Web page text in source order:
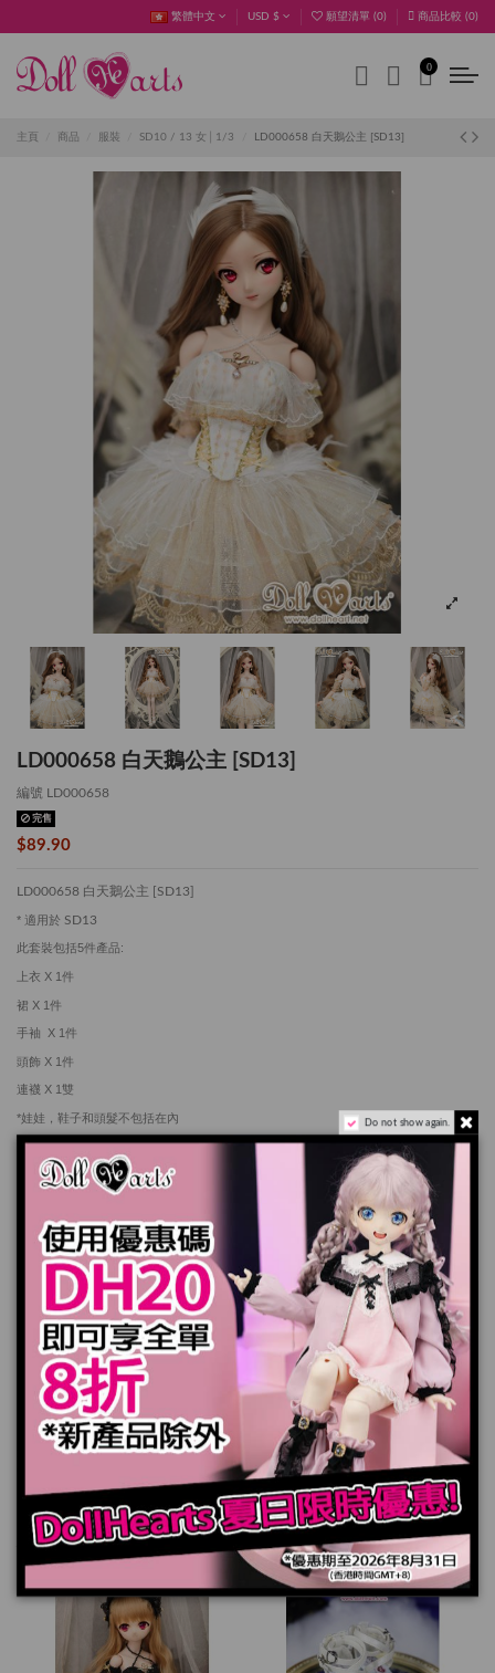
繁體中文 USD $ 願望清單 (0) 商品比較 (0)
0
主頁 商品 服裝 SD10 / 13 女│1/3 LD000658 白天鵝公主 [SD13]
LD000658 白天鵝公主 [SD13]
編號 LD000658
完售
$89.90
LD000658 白天鵝公主 [SD13]
* 適用於 SD13
此套裝包括5件產品:
上衣 X 1件
裙 X 1件
手袖 X 1 件
頭飾 X 1件
連襪 X 1雙
*娃娃，鞋子和頭髮不包括在內
產品實際顏色可能會跟顯示器上稍有差別
加入購物車
您也可能喜歡
Do not show again.